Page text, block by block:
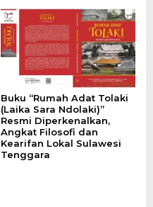
Buku “Rumah Adat Tolaki
(Laika Sara Ndolaki)”
Resmi Diperkenalkan,
Angkat Filosofi dan
Kearifan Lokal Sulawesi
Tenggara